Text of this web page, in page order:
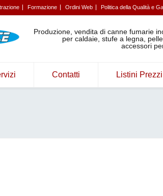
Formazione Ordini Web Politica della Qualità e
Produzione, vendita di canne fumarie
per caldaie, stufe a legna,
accessori
Contatti Listini